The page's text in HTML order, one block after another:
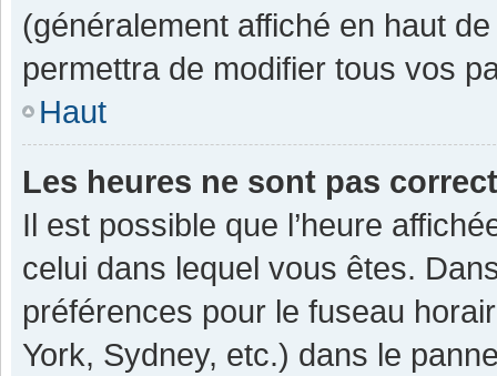
(généralement affiché en haut
permettra de modifier tous vos
Haut
Les heures ne sont pas
Il est possible que l’heure
celui dans lequel vous êtes.
préférences pour le fuseau
York, Sydney, etc.) dans le